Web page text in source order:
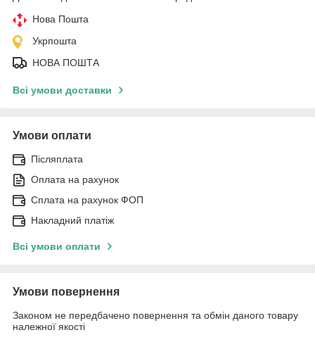
Нова Пошта
Укрпошта
НОВА ПОШТА
Всі умови доставки
Умови оплати
Післяплата
Оплата на рахунок
Сплата на рахунок ФОП
Накладний платіж
Всі умови оплати
Умови повернення
Законом не передбачено повернення та обмін даного товару
належної якості